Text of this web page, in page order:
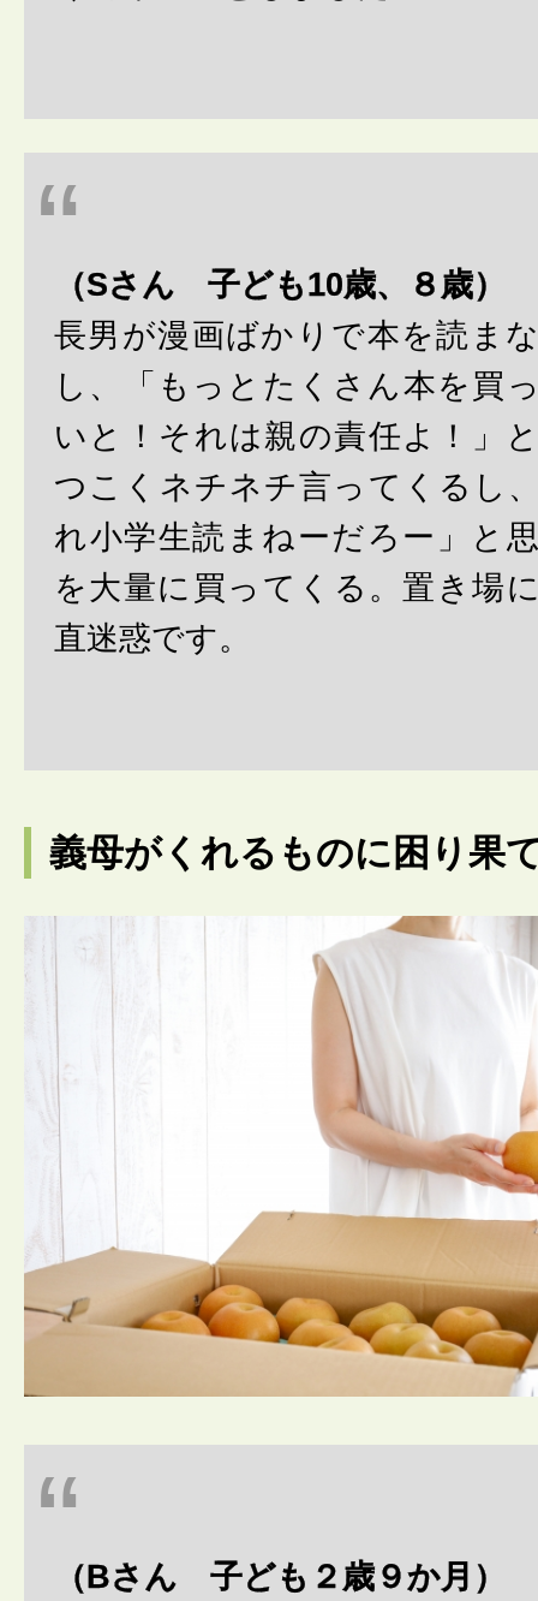
（Sさん 子ども10歳、８歳）
長男が漫画ばかりで本を読ま
し、「もっとたくさん本を買
いと！それは親の責任よ！」
つこくネチネチ言ってくるし
れ小学生読まねーだろー」と
を大量に買ってくる。置き場
直迷惑です。
義母がくれるものに困り果
（Bさん 子ども２歳９か月）